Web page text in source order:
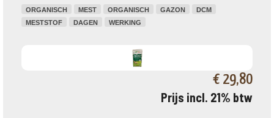
ORGANISCH MEST ORGANISCH GAZON
DCM
MESTSTOF
DAGEN WERKING
€ 29,80
Prijs incl. 21% btw